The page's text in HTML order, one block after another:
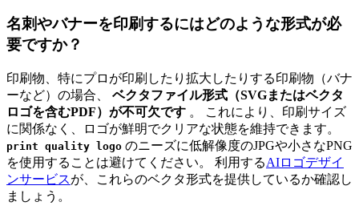
名刺やバナーを印刷するにはどのような形式が必
要ですか？
印刷物、特にプロが印刷したり拡大したりする印刷物（バナ
ーなど）の場合、 ベクタファイル形式（SVGまたはベクタ
ロゴを含むPDF）が不可欠です 。 これにより、印刷サイズ
に関係なく、ロゴが鮮明でクリアな状態を維持できます。
print quality logo のニーズに低解像度のJPGや小さなPNG
を使用することは避けてください。 利用するAIロゴデザイ
ンサービスが、これらのベクタ形式を提供しているか確認し
ましょう。